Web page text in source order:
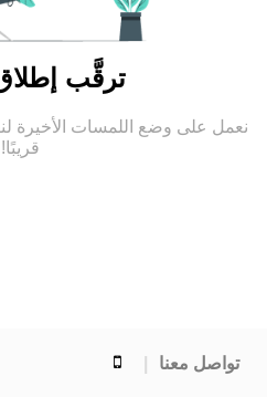
ترقَّب
نعمل على وضع اللمسات الأخيرة
قريبًا!
تواصل معنا